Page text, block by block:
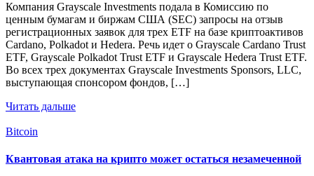
Компания Grayscale Investments подала в Комиссию по
ценным бумагам и биржам США (SEC) запросы на отзыв
регистрационных заявок для трех ETF на базе криптоактивов
Cardano, Polkadot и Hedera. Речь идет о Grayscale Cardano Trust
ETF, Grayscale Polkadot Trust ETF и Grayscale Hedera Trust ETF.
Во всех трех документах Grayscale Investments Sponsors, LLC,
выступающая спонсором фондов, […]
Читать дальше
Bitcoin
Квантовая атака на крипто может остаться незамеченной